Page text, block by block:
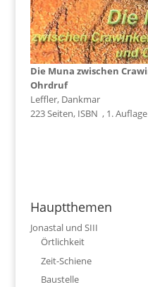
Die Muna zwischen
Ohrdruf
Leffler, Dankmar
223 Seiten, ISBN , 1.
Hauptthemen
Jonastal und SIII
Örtlichkeit
Zeit-Schiene
Baustelle